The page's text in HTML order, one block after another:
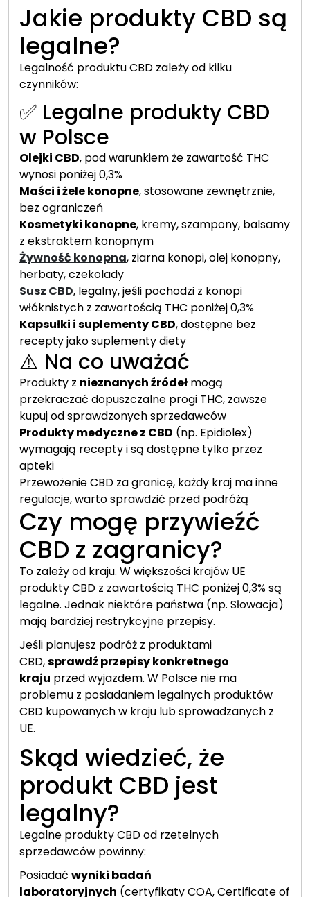
Jakie produkty CBD są
legalne?
Legalność produktu CBD zależy od kilku
czynników:
✅ Legalne produkty CBD
w Polsce
Olejki CBD, pod warunkiem że zawartość THC
wynosi poniżej 0,3%
Maści i żele konopne, stosowane zewnętrznie,
bez ograniczeń
Kosmetyki konopne, kremy, szampony, balsamy
z ekstraktem konopnym
Żywność konopna, ziarna konopi, olej konopny,
herbaty, czekolady
Susz CBD, legalny, jeśli pochodzi z konopi
włóknistych z zawartością THC poniżej 0,3%
Kapsułki i suplementy CBD, dostępne bez
recepty jako suplementy diety
⚠️ Na co uważać
Produkty z nieznanych źródeł mogą
przekraczać dopuszczalne progi THC, zawsze
kupuj od sprawdzonych sprzedawców
Produkty medyczne z CBD (np. Epidiolex)
wymagają recepty i są dostępne tylko przez
apteki
Przewożenie CBD za granicę, każdy kraj ma inne
regulacje, warto sprawdzić przed podróżą
Czy mogę przywieźć
CBD z zagranicy?
To zależy od kraju. W większości krajów UE
produkty CBD z zawartością THC poniżej 0,3% są
legalne. Jednak niektóre państwa (np. Słowacja)
mają bardziej restrykcyjne przepisy.
Jeśli planujesz podróż z produktami
CBD,sprawdź przepisy konkretnego
kraju przed wyjazdem. W Polsce nie ma
problemu z posiadaniem legalnych produktów
CBD kupowanych w kraju lub sprowadzanych z
UE.
Skąd wiedzieć, że
produkt CBD jest
legalny?
Legalne produkty CBD od rzetelnych
sprzedawców powinny:
Posiadać wyniki badań
laboratoryjnych (certyfikaty COA, Certificate of